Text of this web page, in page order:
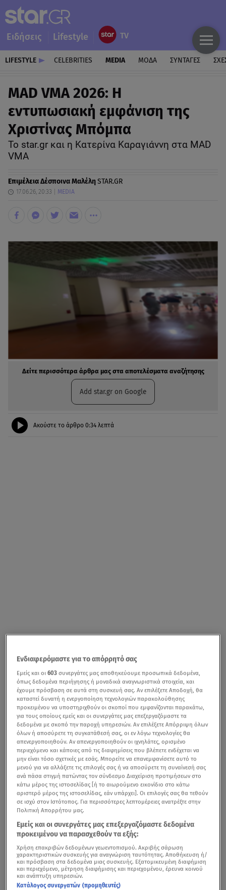
Ειδήσεις Lifestyle
LIFESTYLE CELEBRITIES MEDIA ΜΟΔΑ ΣΥΝΤΑΓΕΣ
MAD VMA 2026: Η
εντυπωσιακή εμφάνιση της
Χριστίνας Μπόμπα
Το star.gr και η Κατερίνα Καραγιάννη στα MAD
VMA
ΕπιμέλειαΔέσποινα ΜαλέληSTAR.GR
17.06.26, 20:33 MEDIA
Δείτε περισσότερα άρθρα μας στα αποτελέσματα αναζήτησης
Add star.gr on Google
Ακούστε το άρθρο 0:34 λεπτά
Ενδιαφερόμαστε για το απόρρητό σας
Εμείς και οι603 συνεργάτες μας αποθηκεύουμε προσωπικά δεδομένα,
όπως δεδομένα περιήγησης ή μοναδικά αναγνωριστικά στοιχεία, και
έχουμε πρόσβαση σε αυτά στη συσκευή σας. Αν επιλέξετε Αποδοχή, θα
καταστεί δυνατή η ενεργοποίηση τεχνολογιών παρακολούθησης
προκειμένου να υποστηριχθούν οι σκοποί που εμφανίζονται παρακάτω,
για τους οποίους εμείς και οι συνεργάτες μας επεξεργαζόμαστε τα
δεδομένα με σκοπό την παροχή υπηρεσιών. Αν επιλέξετε Απόρριψη όλων
όλων ή αποσύρετε τη συγκατάθεσή σας, οι εν λόγω τεχνολογίες θα
απενεργοποιηθούν. Αν απενεργοποιηθούν οι ιχνηλάτες, ορισμένο
περιεχόμενο και κάποιες από τις διαφημίσεις που βλέπετε ενδέχεται να
μην είναι τόσο σχετικές με εσάς. Μπορείτε να επανεμφανίσετε αυτό το
μενού για να αλλάξετε τις επιλογές σας ή να αποσύρετε τη συναίνεσή σας
ανά πάσα στιγμή πατώντας τον σύνδεσμο Διαχείριση προτιμήσεων στο
κάτω μέρος της ιστοσελίδας [ή το αιωρούμενο εικονίδιο στο κάτω
αριστερό μέρος της ιστοσελίδας, εάν υπάρχει]. Οι επιλογές σας θα τεθούν
σε ισχύ στον Ιστότοπος. Για περισσότερες λεπτομέρειες ανατρέξτε στην
Πολιτική Απορρήτου μας.
Εμείς και οι συνεργάτες μας επεξεργαζόμαστε δεδομένα
προκειμένου να παρασχεθούν τα εξής:
Χρήση επακριβών δεδομένων γεωεντοπισμού. Ακριβής σάρωση
χαρακτηριστικών συσκευής για αναγνώριση ταυτότητας. Αποθήκευση ή/
και πρόσβαση στα δεδομένα μιας συσκευής. Εξατομικευμένη διαφήμιση
και περιεχόμενο, μέτρηση διαφήμισης και περιεχομένου, έρευνα κοινού
και ανάπτυξη υπηρεσιών.
Κατάλογος συνεργατών (προμηθευτές)